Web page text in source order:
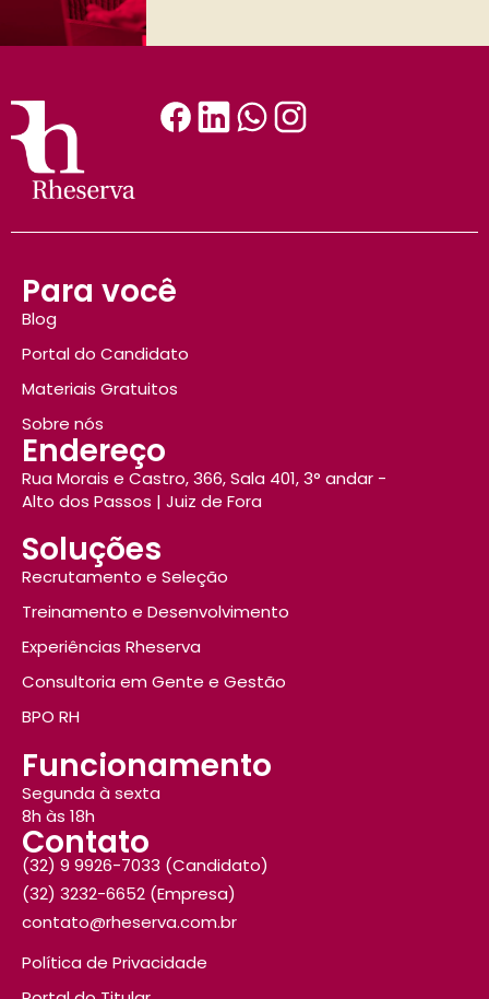
Para você
Blog
Portal do Candidato
Materiais Gratuitos
Sobre nós
Endereço
Rua Morais e Castro, 366, Sala 401, 3° andar -
Alto dos Passos | Juiz de Fora
Soluções
Recrutamento e Seleção
Treinamento e Desenvolvimento
Experiências Rheserva
Consultoria em Gente e Gestão
BPO RH
Funcionamento
Segunda à sexta
8h às 18h
Contato
(32) 9 9926-7033 (Candidato)
(32) 3232-6652 (Empresa)
contato@rheserva.com.br
Política de Privacidade